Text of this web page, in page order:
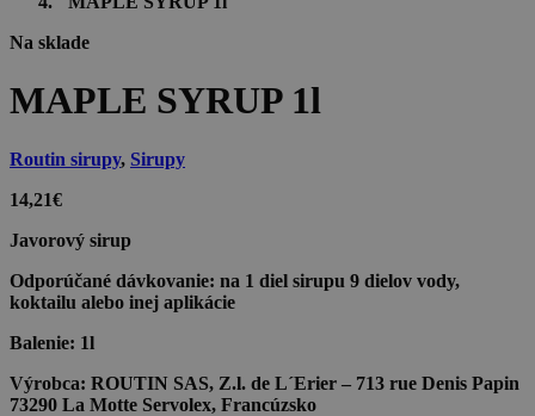
Na sklade
MAPLE SYRUP 1l
Routin sirupy, Sirupy
14,21€
Javorový sirup
Odporúčané dávkovanie: na 1 diel sirupu 9 dielov vody,
koktailu alebo inej aplikácie
Balenie: 1l
Výrobca: ROUTIN SAS, Z.l. de L´Erier – 713 rue Denis Papin
73290 La Motte Servolex, Francúzsko